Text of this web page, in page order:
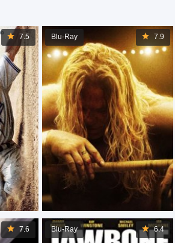
7.9
Blu-Ray
7.5
6.4
Blu-Ray
7.6